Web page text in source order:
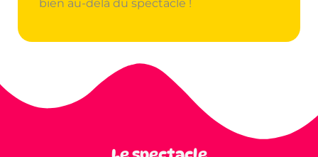
bien au-delà du spectacle !